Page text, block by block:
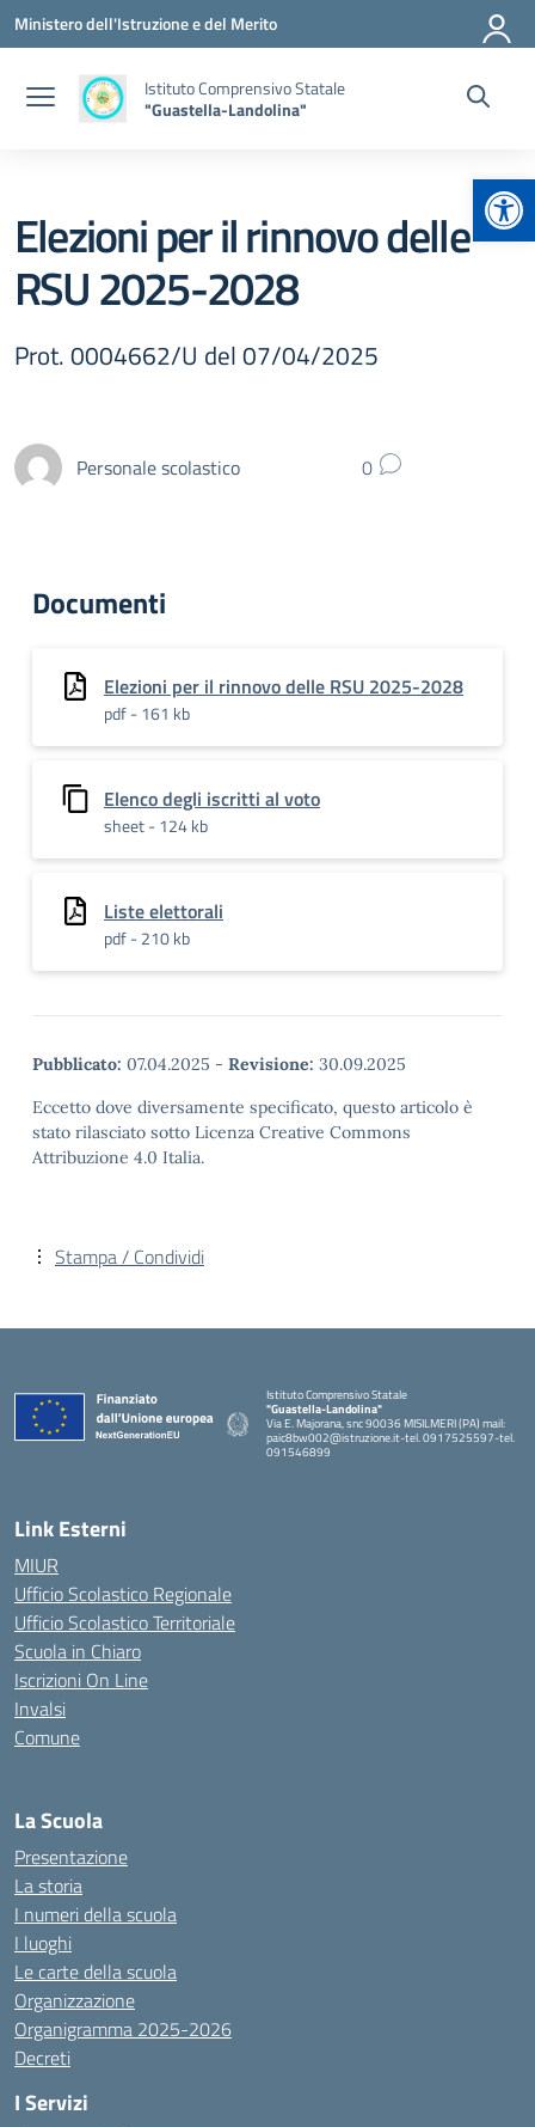
Vai ai contenuti
Vai al menu di navigazione
Vai al footer
Ministero dell'Istruzione e del Merito
Istituto Comprensivo Statale
"Guastella-Landolina"
Elezioni per il rinnovo delle
RSU 2025-2028
Prot. 0004662/U del 07/04/2025
Personale scolastico 0
Documenti
Elezioni per il rinnovo delle RSU 2025-2028
pdf - 161 kb
Elenco degli iscritti al voto
sheet - 124 kb
Liste elettorali
pdf - 210 kb
Pubblicato: 07.04.2025 - Revisione: 30.09.2025
Eccetto dove diversamente specificato, questo articolo è
stato rilasciato sotto Licenza Creative Commons
Attribuzione 4.0 Italia.
Stampa / Condividi
Istituto Comprensivo Statale
"Guastella-Landolina"
Via E. Majorana, snc 90036 MISILMERI (PA) mail:
paic8bw002@istruzione.it-tel. 0917525597-tel.
091546899
Link Esterni
MIUR
Ufficio Scolastico Regionale
Ufficio Scolastico Territoriale
Scuola in Chiaro
Iscrizioni On Line
Invalsi
Comune
La Scuola
Presentazione
La storia
I numeri della scuola
I luoghi
Le carte della scuola
Organizzazione
Organigramma 2025-2026
Decreti
I Servizi